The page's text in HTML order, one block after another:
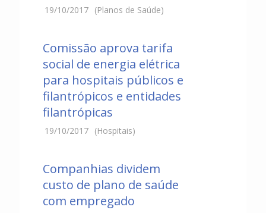
19/10/2017 (Planos de Saúde)
Comissão aprova tarifa
social de energia elétrica
para hospitais públicos e
filantrópicos e entidades
filantrópicas
19/10/2017 (Hospitais)
Companhias dividem
custo de plano de saúde
com empregado